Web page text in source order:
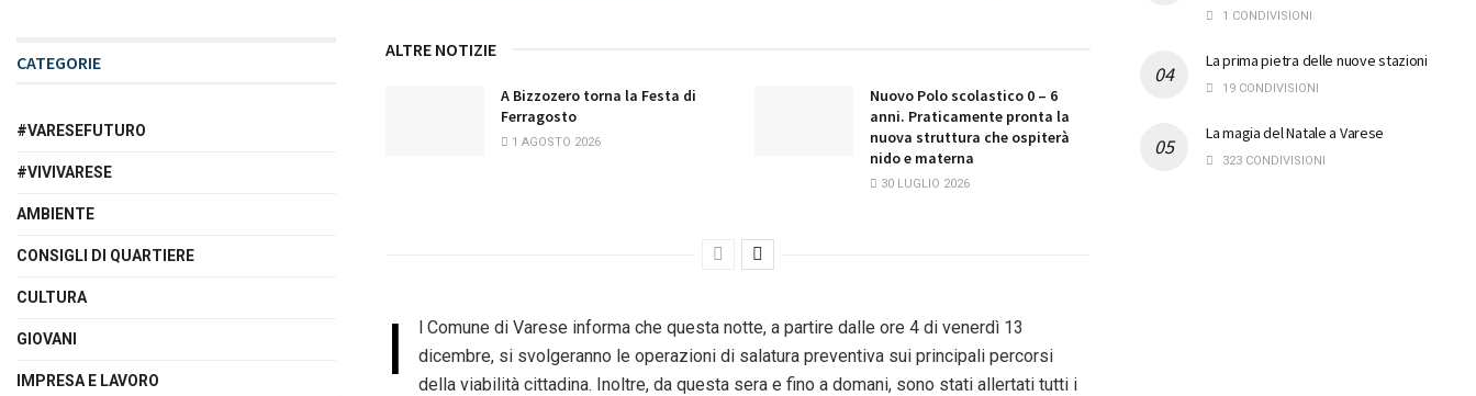
ALTRE NOTIZIE
A Bizzozero torna la Festa di
Ferragosto
1 AGOSTO 2026
Nuovo Polo scolastico 0 – 6
anni. Praticamente pronta la
nuova struttura che ospiterà
nido e materna
30 LUGLIO 2026
I
l Comune di Varese informa che questa notte, a partire dalle ore 4 di venerdì 13
dicembre, si svolgeranno le operazioni di salatura preventiva sui principali percorsi
della viabilità cittadina. Inoltre, da questa sera e fino a domani, sono stati allertati tutti i
CATEGORIE
#VARESEFUTURO
#VIVIVARESE
AMBIENTE
CONSIGLI DI QUARTIERE
CULTURA
GIOVANI
IMPRESA E LAVORO
1 CONDIVISIONI
La prima pietra delle nuove stazioni
19 CONDIVISIONI
La magia del Natale a Varese
323 CONDIVISIONI